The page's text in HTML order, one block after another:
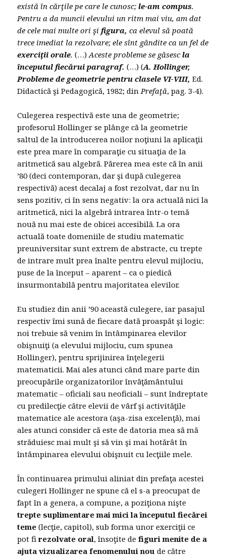
există în cărţile pe care le cunosc;le-am compus.
Pentru a da muncii elevului un ritm mai viu, am dat
de cele mai multe ori şifigura, ca elevul să poată
trece imediat la rezolvare; ele sînt gândite ca un fel de
exerciţii orale.(…)Aceste probleme se găsescla
începutul fiecărui paragraf. (…) (A. Hollinger,
Probleme de geometrie pentru clasele VI-VIII, Ed.
Didactică şi Pedagogică, 1982; dinPrefaţă, pag. 3-4).
Culegerea respectivă este una de geometrie;
profesorul Hollinger se plânge că la geometrie
saltul de la introducerea noilor noţiuni la aplicaţii
este prea mare în comparaţie cu situaţia de la
aritmetică sau algebră. Părerea mea este că în anii
’80 (deci contemporan, dar şi după culegerea
respectivă) acest decalaj a fost rezolvat, dar nu în
sens pozitiv, ci în sens negativ: la ora actuală nici la
aritmetică, nici la algebră intrarea într-o temă
nouă nu mai este de obicei accesibilă. La ora
actuală toate domeniile de studiu matematic
preuniversitar sunt extrem de abstracte, cu trepte
de intrare mult prea înalte pentru elevul mijlociu,
puse de la început – aparent – ca o piedică
insurmontabilă pentru majoritatea elevilor.
Eu studiez din anii ’90 această culegere, iar pasajul
respectiv îmi sună de fiecare dată proaspăt şi logic:
noi trebuie să venim în întâmpinarea elevilor
obişnuiţi (a elevului mijlociu, cum spunea
Hollinger), pentru sprijinirea înţelegerii
matematicii. Mai ales atunci când mare parte din
preocupările organizatorilor învăţământului
matematic – oficiali sau neoficiali – sunt îndreptate
cu predilecţie către elevii de vârf şi activităţile
matematice ale acestora (aşa-zisa excelenţă), mai
ales atunci consider că este de datoria mea să mă
străduiesc mai mult şi să vin şi mai hotărât în
întâmpinarea elevului obişnuit cu lecţiile mele.
În continuarea primului aliniat din prefaţa acestei
culegeri Hollinger ne spune că el s-a preocupat de
fapt în a genera, a compune, a poziţiona nişte
trepte suplimentare mai mici la începutul fiecărei
teme(lecţie, capitol), sub forma unor exerciţii ce
pot firezolvate oral, însoţite defiguri menite de a
ajuta vizualizarea fenomenului nou de către